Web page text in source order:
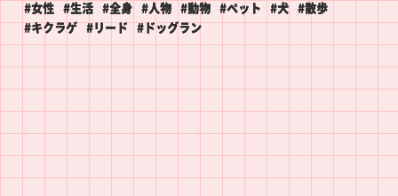
#女性 #生活 #全身 #人物 #動物 #ペット #犬
#散歩
#キクラゲ
#リード #ドッグラン